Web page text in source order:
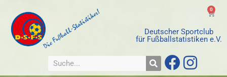
Deutscher Sportclub
für Fußballstatistiken e.V.
0